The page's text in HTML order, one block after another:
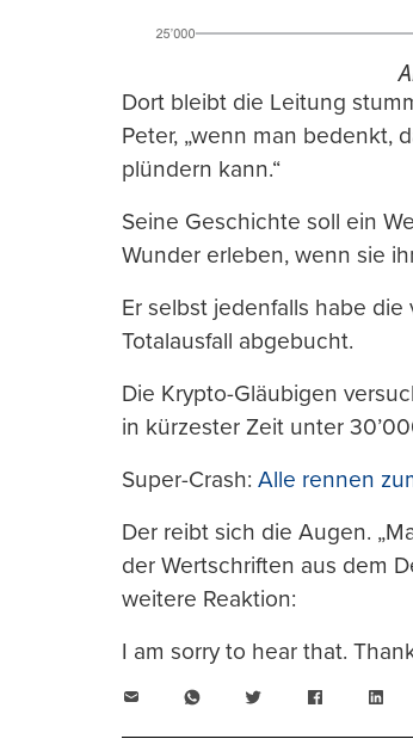
Dort bleibt die Leitung
Peter, „wenn man bedenkt,
plündern kann.“
Seine Geschichte soll ein
Wunder erleben, wenn sie
Er selbst jedenfalls habe die
Totalausfall abgebucht.
Die Krypto-Gläubigen
in kürzester Zeit unter
Super-Crash: Alle rennen
Der reibt sich die Augen.
der Wertschriften aus dem
weitere Reaktion:
I am sorry to hear that.
WhatsAppTwitter Facebook